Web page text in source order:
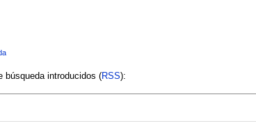
búsqueda introducidos (RSS):